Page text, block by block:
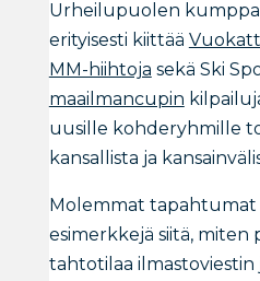
Urheilupuolen
erityisesti kiittää
MM-hiihtoja sekä Ski
maailmancupin
uusille kohderyhmille
kansallista ja
Molemmat tapahtumat
esimerkkejä siitä, miten
tahtotilaa